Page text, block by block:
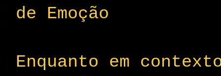
de Emoção
Enquanto em